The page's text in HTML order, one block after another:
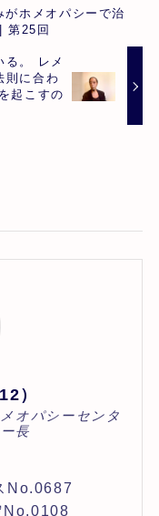
がホメオパシーで治
第25回
る。 レメ
則に合わ
起こすの
）
オパシーセンタ
長
No.0687
No.0108